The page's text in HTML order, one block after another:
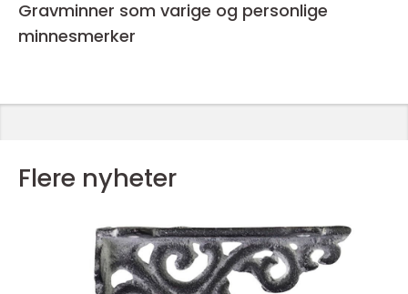
Gravminner som varige og personlige
minnesmerker
Flere nyheter